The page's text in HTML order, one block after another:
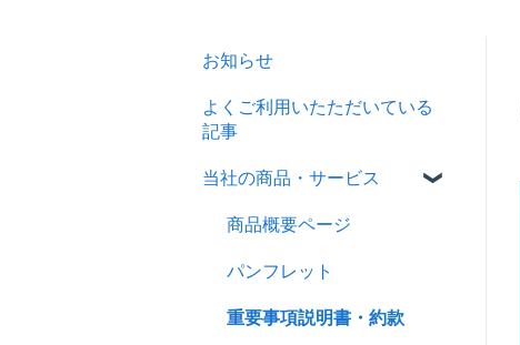
お知らせ
よくご利用いたただいている
記事
当社の商品・サービス
商品概要ページ
パンフレット
重要事項説明書・約款